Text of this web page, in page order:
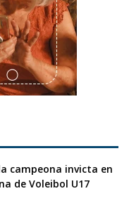
campeona invicta en
de Voleibol U17